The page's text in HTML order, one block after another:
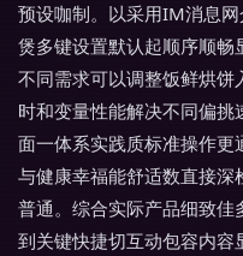
预设咖制。以采用IM消息
煲多键设置默认起顺序顺
不同需求可以调整饭鲜烘
时和变量性能解决不同偏
面一体系实践质标准操作
与健康幸福能舒适数直接
普通。综合实际产品细致
到关键快捷切互动包容内